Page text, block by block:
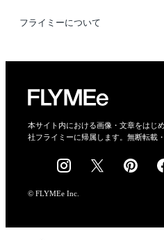
利用規約
フライミーについて
会社概要
採用情報
本サイト内における画像・文章をはじ
社フライミーに帰属します。無断転載
© FLYMEe Inc.